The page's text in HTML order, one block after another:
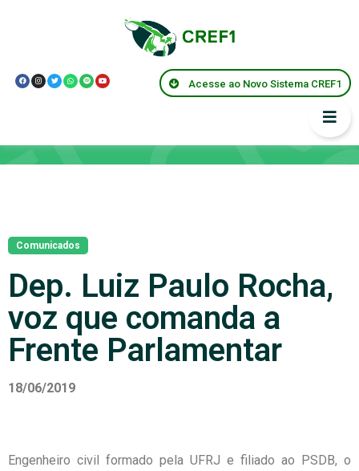
Acesse ao Novo Sistema CREF1
Comunicados
Dep. Luiz Paulo Rocha,
voz que comanda a
Frente Parlamentar
18/06/2019
Engenheiro civil formado pela UFRJ e filiado ao PSDB, o